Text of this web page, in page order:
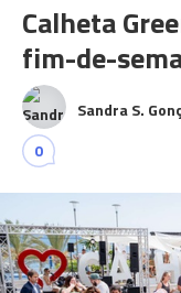
Calheta
fim-de-
Sandra S.
0